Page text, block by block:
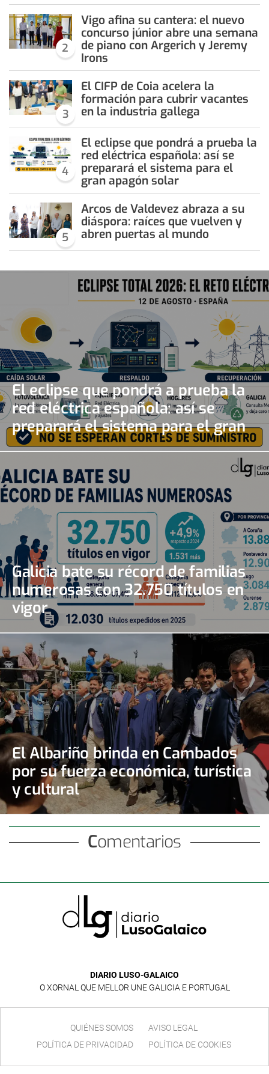
2
Vigo afina su cantera: el nuevo
concurso júnior abre una semana
de piano con Argerich y Jeremy
Irons
3
El CIFP de Coia acelera la
formación para cubrir vacantes
en la industria gallega
4
El eclipse que pondrá a prueba la
red eléctrica española: así se
preparará el sistema para el
gran apagón solar
5
Arcos de Valdevez abraza a su
diáspora: raíces que vuelven y
abren puertas al mundo
El eclipse que pondrá a prueba la
red eléctrica española: así se
preparará el sistema para el gran
apagón solar
Galicia bate su récord de familias
numerosas con 32.750 títulos en
vigor
El Albariño brinda en Cambados
por su fuerza económica, turística
y cultural
Comentarios
DIARIO LUSO-GALAICO
O XORNAL QUE MELLOR UNE GALICIA E PORTUGAL
QUIÉNES SOMOS
AVISO LEGAL
POLÍTICA DE PRIVACIDAD
POLÍTICA DE COOKIES